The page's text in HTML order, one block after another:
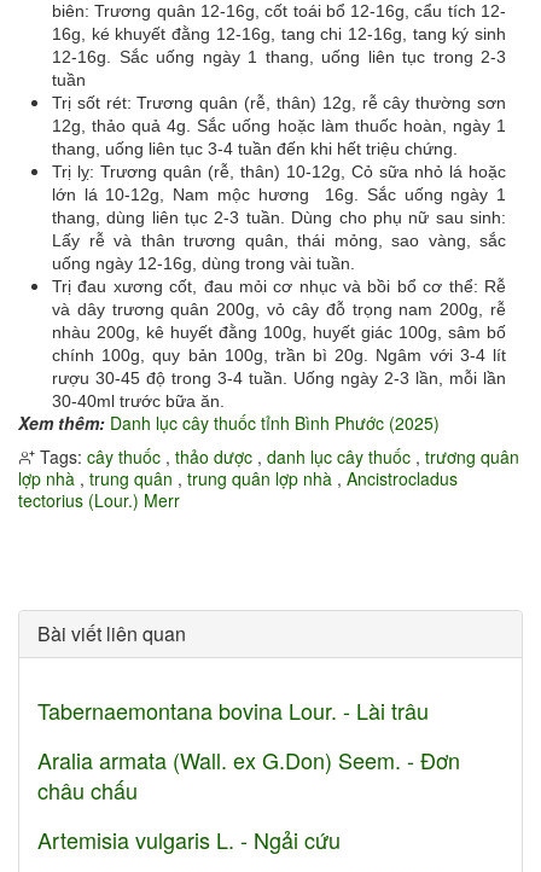
biên: Trương quân 12-16g, cốt toái bổ 12-16g, cẩu tích 12-
16g, ké khuyết đằng 12-16g, tang chi 12-16g, tang ký sinh
12-16g. Sắc uống ngày 1 thang, uống liên tục trong 2-3
tuần
Trị sốt rét: Trương quân (rễ, thân) 12g, rễ cây thường sơn
12g, thảo quả 4g. Sắc uống hoặc làm thuốc hoàn, ngày 1
thang, uống liên tục 3-4 tuần đến khi hết triệu chứng.
Trị lỵ: Trương quân (rễ, thân) 10-12g, Cỏ sữa nhỏ lá hoặc
lớn lá 10-12g, Nam mộc hương 16g. Sắc uống ngày 1
thang, dùng liên tục 2-3 tuần. Dùng cho phụ nữ sau sinh:
Lấy rễ và thân trương quân, thái mỏng, sao vàng, sắc
uống ngày 12-16g, dùng trong vài tuần.
Trị đau xương cốt, đau mỏi cơ nhục và bồi bổ cơ thể: Rễ
và dây trương quân 200g, vỏ cây đỗ trọng nam 200g, rễ
nhàu 200g, kê huyết đằng 100g, huyết giác 100g, sâm bố
chính 100g, quy bản 100g, trần bì 20g. Ngâm với 3-4 lít
rượu 30-45 độ trong 3-4 tuần. Uống ngày 2-3 lần, mỗi lần
30-40ml trước bữa ăn.
Xem thêm: Danh lục cây thuốc tỉnh Bình Phước (2025)
Tags: cây thuốc , thảo dược , danh lục cây thuốc , trương quân
lợp nhà , trung quân , trung quân lợp nhà , Ancistrocladus
tectorius (Lour.) Merr
Bài viết liên quan
Tabernaemontana bovina Lour. - Lài trâu
Aralia armata (Wall. ex G.Don) Seem. - Đơn
châu chấu
Artemisia vulgaris L. - Ngải cứu